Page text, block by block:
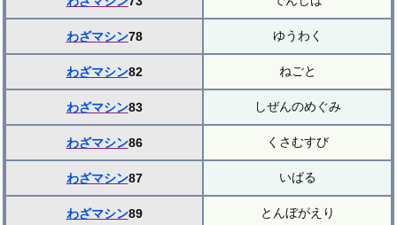
わざマシン78 ゆうわく
わざマシン82 ねごと
わざマシン83 しぜんのめぐみ
わざマシン86 くさむすび
わざマシン87 いばる
わざマシン89 とんぼがえり